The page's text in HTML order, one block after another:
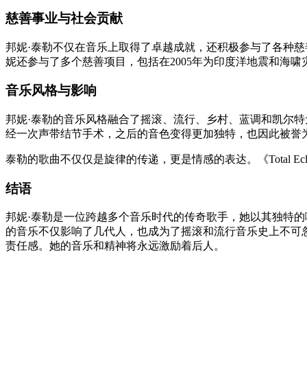
慈善事业与社会贡献
邦妮·泰勒不仅在音乐上取得了卓越成就，还积极参与了各种
妮还参与了多个慈善项目，包括在2005年为印度洋地震和海
音乐风格与影响
邦妮·泰勒的音乐风格融合了摇滚、流行、乡村、蓝调和凯尔
经一次声带结节手术，之后的音色变得更加独特，也因此被誉
泰勒的歌曲不仅仅是旋律的传递，更是情感的表达。《Total
结语
邦妮·泰勒是一位跨越多个音乐时代的传奇歌手，她以其独特的
的音乐不仅影响了几代人，也成为了摇滚和流行音乐史上不
责任感。她的音乐和精神将永远激励着后人。